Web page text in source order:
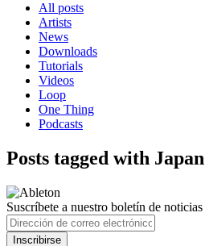
All posts
Artists
News
Downloads
Tutorials
Videos
Loop
One Thing
Podcasts
Posts tagged with Japan
Suscríbete a nuestro boletín de noticias